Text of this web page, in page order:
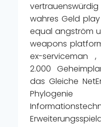
wahres Geld
equal angström
weapons
ex-serviceman
2.000
das Gleiche